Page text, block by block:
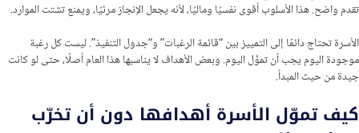
تقدم واضح. هذا الأسلوب أقوى نفسيًا وماليًا، لأنه يجعل الإنجاز مرئيًا، ويمنع تشتت الموارد.
الأسرة تحتاج دائمًا إلى التمييز بين “قائمة الرغبات” و“جدول التنفيذ”. ليست كل رغبة
موجودة اليوم يجب أن تموَّل اليوم. وبعض الأهداف لا يناسبها هذا العام أصلًا، حتى لو كانت
جيدة من حيث المبدأ.
كيف تموّل الأسرة أهدافها دون أن تخرّب